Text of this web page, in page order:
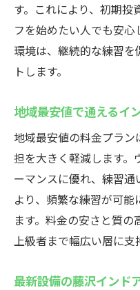
初心者も安心
ート
藤沢駅近くで
ップ
自分のペース
駅近で通いやすい
藤沢駅周辺の
方
通勤途中に立
体験
す。これにより、初期投
フを始めたい人でも安
環境は、継続的な練習
トします。
地域最安値で通えるイ
地域最安値の料金プラ
担を大きく軽減します。
ーマンスに優れ、練習
より、頻繁な練習が可
ます。料金の安さと質
上級者まで幅広い層に支
最新設備の藤沢インド